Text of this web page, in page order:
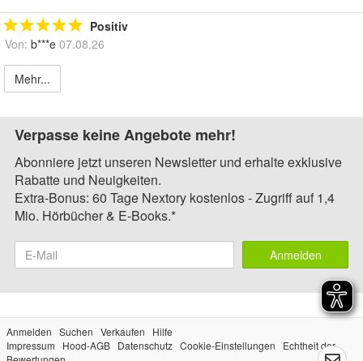
Positiv
Von: b***e 07.08.26
Mehr...
Verpasse keine Angebote mehr!
Abonniere jetzt unseren Newsletter und erhalte exklusive
Rabatte und Neuigkeiten.
Extra-Bonus: 60 Tage Nextory kostenlos - Zugriff auf 1,4
Mio. Hörbücher & E-Books.*
Anmelden
Anmelden Suchen Verkaufen
Hilfe
Impressum
Hood-AGB Datenschutz Cookie-Einstellungen
Echtheit der